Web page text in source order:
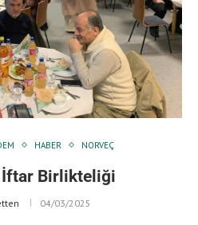
HABER NORVEÇ
İftar Birlikteliği
04/03/2025